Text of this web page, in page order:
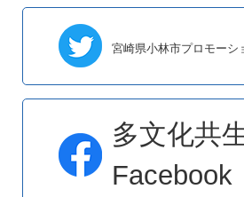
2026年08月02日
指定暑熱避難施
宮崎県小林市プロモーシ
多文化共
Facebook